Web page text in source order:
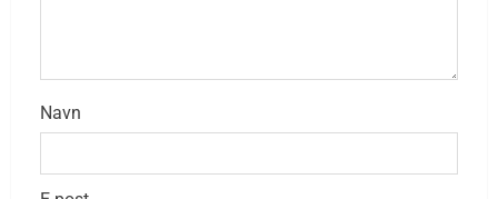
Navn